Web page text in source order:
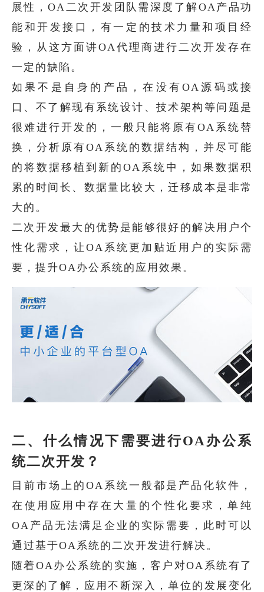
展性，OA二次开发团队需深度了解OA产品功
能和开发接口，有一定的技术力量和项目经
验，从这方面讲OA代理商进行二次开发存在
一定的缺陷。
如果不是自身的产品，在没有OA源码或接
口、不了解现有系统设计、技术架构等问题是
很难进行开发的，一般只能将原有OA系统替
换，分析原有OA系统的数据结构，并尽可能
的将数据移植到新的OA系统中，如果数据积
累的时间长、数据量比较大，迁移成本是非常
大的。
二次开发最大的优势是能够很好的解决用户个
性化需求，让OA系统更加贴近用户的实际需
要，提升OA办公系统的应用效果。
二、什么情况下需要进行OA办公系
统二次开发？
目前市场上的OA系统一般都是产品化软件，
在使用应用中存在大量的个性化要求，单纯
OA产品无法满足企业的实际需要，此时可以
通过基于OA系统的二次开发进行解决。
随着OA办公系统的实施，客户对OA系统有了
更深的了解，应用不断深入，单位的发展变化